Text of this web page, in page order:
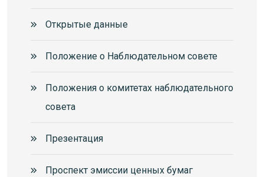
Открытые данные
Положение о Наблюдательном совете
Положения о комитетах наблюдательного
совета
Презентация
Проспект эмиссии ценных бумаг